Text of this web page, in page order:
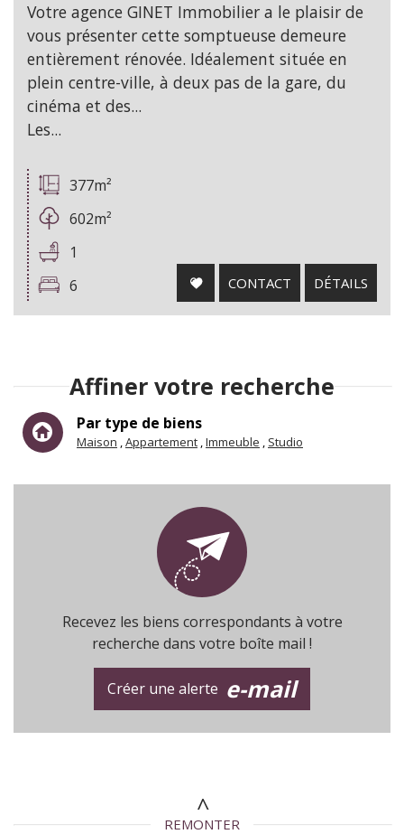
Votre agence GINET Immobilier a le plaisir de
vous présenter cette somptueuse demeure
entièrement rénovée. Idéalement située en
plein centre-ville, à deux pas de la gare, du
cinéma et des...
Les...
377m²
602m²
1
6
CONTACT DÉTAILS
Affiner votre recherche
Par type de biens
Maison Appartement Immeuble Studio
Recevez les biens correspondants à votre
recherche dans votre boîte mail !
Créer une alerte e-mail
REMONTER